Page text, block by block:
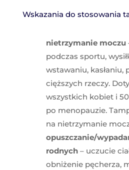
Wskazania do stosowania
nietrzymanie moczu
podczas sportu,
wstawaniu, kasłaniu,
cięższych rzeczy.
wszystkich kobiet i
po menopauzie.
na nietrzymanie
opuszczanie/
rodnych– uczucie
obniżenie pęcherza,